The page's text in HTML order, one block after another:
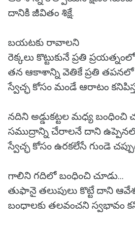
దానికి జీవితం శిక్షే.
బయటకు రావాలని
రెక్కలు కొట్టుకునే ప్రతి
తన ఆకాశాన్ని వెతికే ప్రతి తపనలో
స్వేచ్ఛ కోసం మండే ఆరాటం
నదిని అడ్డుకట్టల మధ్య బంధించి
సముద్రాన్ని చేరాలనే దాని
స్వేచ్ఛ కోసం ఉరకలేసే గుండె
గాలిని గదిలో బంధించి చూడు…
తుఫానై తలుపులు కొట్టే దాని
బంధాలకు తలవంచని స్వభావం